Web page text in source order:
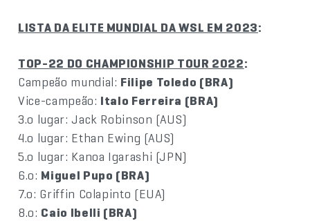
LISTA DA ELITE MUNDIAL DA WSL EM 2023:
TOP-22 DO CHAMPIONSHIP TOUR 2022:
Campeão mundial: Filipe Toledo (BRA)
Vice-campeão: Italo Ferreira (BRA)
3.o lugar: Jack Robinson (AUS)
4.o lugar: Ethan Ewing (AUS)
5.o lugar: Kanoa Igarashi (JPN)
6.o: Miguel Pupo (BRA)
7.o: Griffin Colapinto (EUA)
8.o: Caio Ibelli (BRA)